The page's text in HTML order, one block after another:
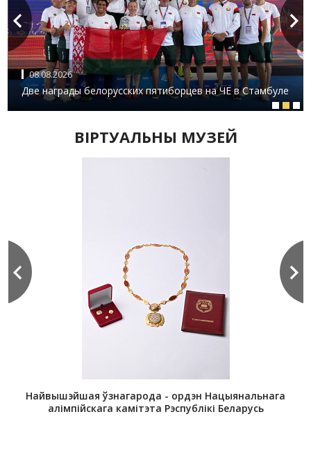
08.08.2026
Две награды белорусских пятиборцев на ЧЕ в Стамбуле
ВIРТУАЛЬНЫ МУЗЕЙ
Сертыфікат прызнання Міжнародным алімпійскім
камітэтам Нацыянальнага алімпійскага камітэта